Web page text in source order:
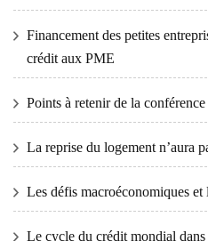
Financement des petites
crédit aux PME
Points à retenir de la
La reprise du logement n’aura
Les défis macroéconomiques et
Le cycle du crédit mondial